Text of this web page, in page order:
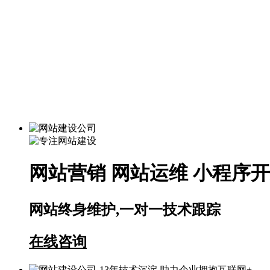
网站营销 网站运维 小程序
网站终身维护,一对一技术跟踪
在线咨询